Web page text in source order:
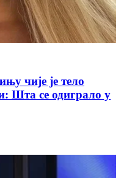
чије је тело
Шта се одиграло у